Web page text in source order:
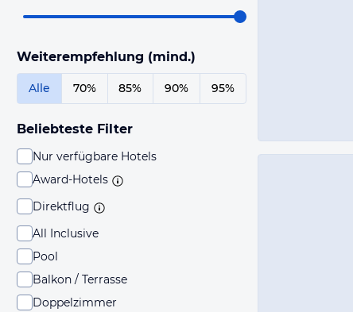
Weiterempfehlung (mind.)
Alle 70% 85% 90% 95%
Beliebteste Filter
Nur verfügbare Hotels
Award-Hotels
Direktflug
All Inclusive
Pool
Balkon / Terrasse
Doppelzimmer